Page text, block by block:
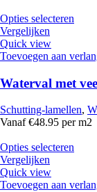
Opties selecteren
Vergelijken
Quick view
Toevoegen aan
Waterval met
Schutting-lamellen,
Vanaf €48.95 per m2
Opties selecteren
Vergelijken
Quick view
Toevoegen aan